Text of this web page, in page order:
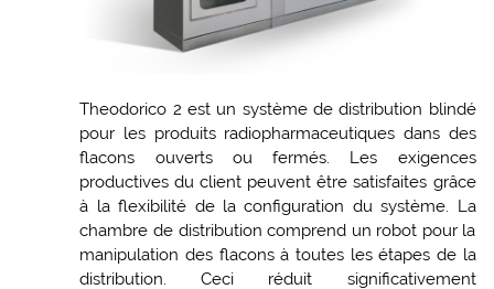
Theodorico 2 est un système de distribution blindé
pour les produits radiopharmaceutiques dans des
flacons ouverts ou fermés. Les exigences
productives du client peuvent être satisfaites grâce
à la flexibilité de la configuration du système. La
chambre de distribution comprend un robot pour la
manipulation des flacons à toutes les étapes de la
distribution. Ceci réduit significativement